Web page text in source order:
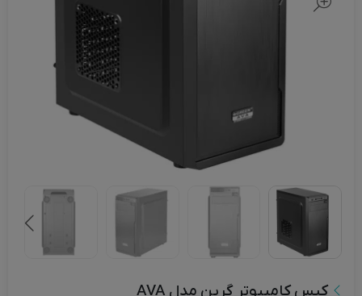
کیس کامپیوتر گرین مدل AVA